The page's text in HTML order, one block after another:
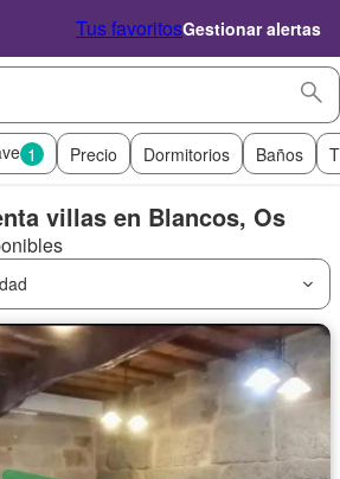
Tus favoritosGestionar alertas
1 Precio Dormitorios Baños
villas en Blancos, Os